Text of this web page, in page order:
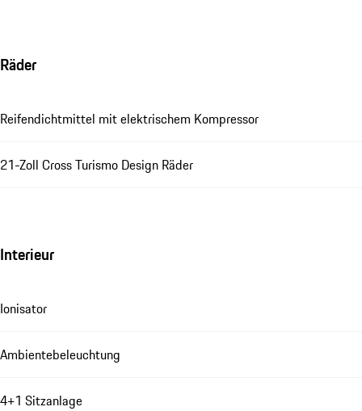
Räder
Reifendichtmittel mit elektrischem Kompressor
21-Zoll Cross Turismo Design Räder
Interieur
Ionisator
Ambientebeleuchtung
4+1 Sitzanlage